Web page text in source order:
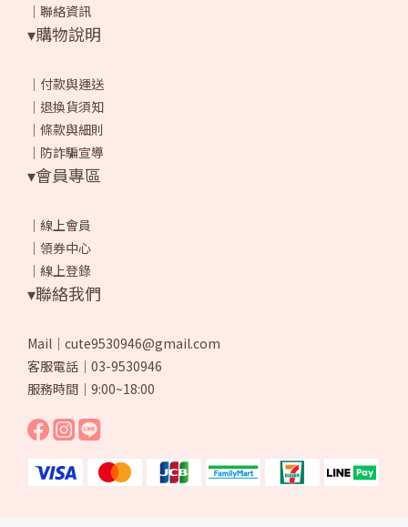
｜ 聯絡資訊
▾購物說明
｜ 付款與運送
｜ 退換貨須知
｜ 條款與細則
｜ 防詐騙宣導
▾會員專區
｜ 線上會員
｜ 領券中心
｜ 線上登錄
▾聯絡我們
Mail｜cute9530946@gmail.com
客服電話｜03-9530946
服務時間｜9:00~18:00